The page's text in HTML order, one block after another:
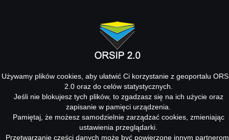
Używamy plików cookies, aby ułatwić Ci korzystanie z geoportalu
2.0 oraz do celów statystycznych.
Jeśli nie blokujesz tych plików, to zgadzasz się na ich użycie oraz
zapisanie w pamięci urządzenia.
Pamiętaj, że możesz samodzielnie zarządzać cookies, zmieniając
ustawienia przeglądarki.
Przetwarzanie części danych może być powierzone innym